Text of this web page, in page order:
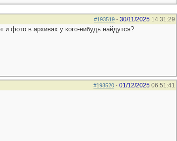
#193519 - 30/11/2025 14:31:29
фото в архивах у кого-нибудь найдутся?
#193520 - 01/12/2025 06:51:41